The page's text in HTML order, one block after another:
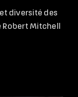
diversité des
Mitchell